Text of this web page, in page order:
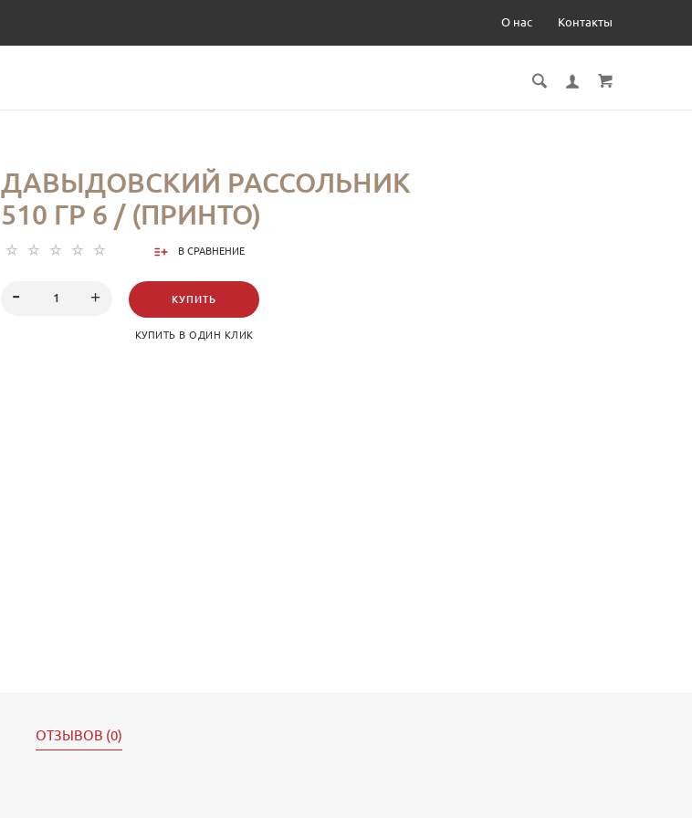
О нас Контакты
ДАВЫДОВСКИЙ РАССОЛЬНИК
510 ГР 6 / (ПРИНТО)
В СРАВНЕНИЕ
КУПИТЬ
КУПИТЬ В ОДИН КЛИК
ОТЗЫВОВ (0)